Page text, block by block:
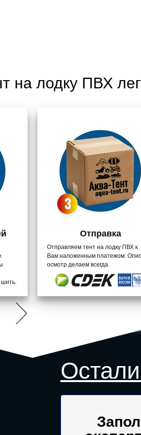
на лодку ПВХ
шить.
Отправка
Отправляем тент на лодку ПВХ к
Вам наложенным платежом.
осмотр делаем всегда.